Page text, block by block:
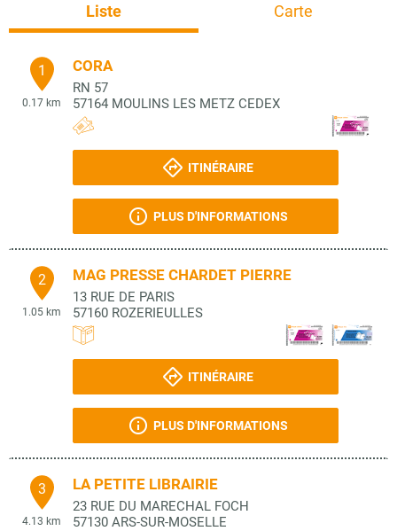
Liste Carte
1
0.17 km
CORA
RN 57
57164 MOULINS LES METZ CEDEX
ITINÉRAIRE
PLUS D'INFORMATIONS
2
1.05 km
MAG PRESSE CHARDET PIERRE
13 RUE DE PARIS
57160 ROZERIEULLES
ITINÉRAIRE
PLUS D'INFORMATIONS
3
4.13 km
LA PETITE LIBRAIRIE
23 RUE DU MARECHAL FOCH
57130 ARS-SUR-MOSELLE